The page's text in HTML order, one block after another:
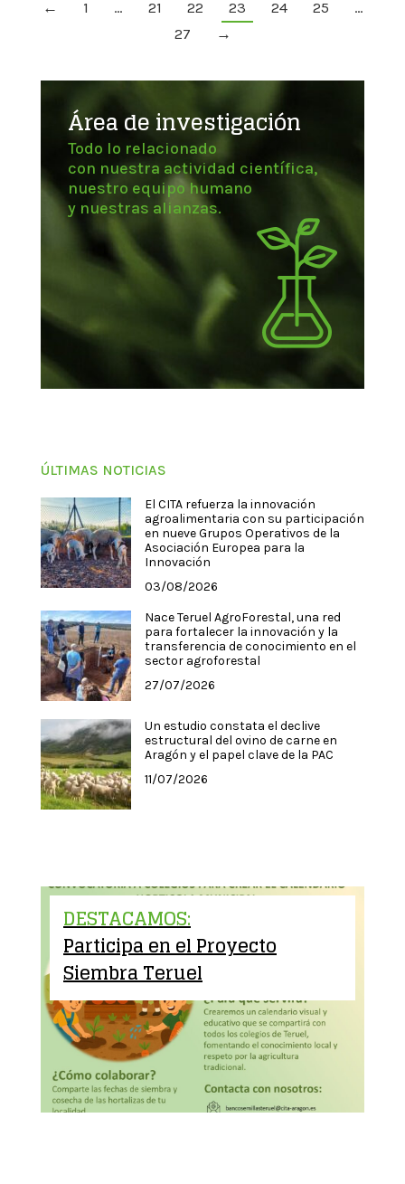
← 1 … 21 22 23 24 25
…
27
→
Área de investigación
Todo lo relacionado
con nuestra actividad científica,
nuestro equipo humano
y nuestras alianzas.
ÚLTIMAS NOTICIAS
El CITA refuerza la innovación
agroalimentaria con su participación
en nueve Grupos Operativos de la
Asociación Europea para la
Innovación
03/08/2026
Nace Teruel AgroForestal, una red
para fortalecer la innovación y la
transferencia de conocimiento en el
sector agroforestal
27/07/2026
Un estudio constata el declive
estructural del ovino de carne en
Aragón y el papel clave de la PAC
11/07/2026
DESTACAMOS:
Participa en el Proyecto
Siembra Teruel